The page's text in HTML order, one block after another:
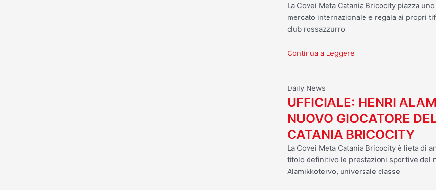
La Covei Meta Catania Bricocity piazza
mercato internazionale e regala ai propri
club rossazzurro
Continua a Leggere
Daily News
UFFICIALE: HENRI
NUOVO GIOCATORE
CATANIA BRICOCITY
La Covei Meta Catania Bricocity è lieta di
titolo definitivo le prestazioni sportive del
Alamikkotervo, universale classe